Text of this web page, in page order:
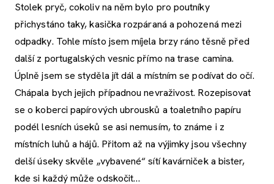
Stolek pryč, cokoliv na něm bylo pro poutníky
přichystáno taky, kasička rozpáraná a pohozená mezi
odpadky. Tohle místo jsem míjela brzy ráno těsně před
další z portugalských vesnic přímo na trase camina.
Úplně jsem se styděla jít dál a místním se podívat do očí.
Chápala bych jejich případnou nevraživost. Rozepisovat
se o koberci papírových ubrousků a toaletního papíru
podél lesních úseků se asi nemusím, to známe i z
místních luhů a hájů. Přitom až na výjimky jsou všechny
delší úseky skvěle „vybavené“ sítí kavárniček a bister,
kde si každý může odskočit…